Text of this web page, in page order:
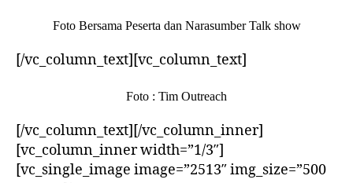
Foto Bersama Peserta dan Narasumber Talk show
[/vc_column_text][vc_column_text]
Foto : Tim Outreach
[/vc_column_text][/vc_column_inner]
[vc_column_inner width=”1/3″]
[vc_single_image image=”2513″ img_size=”500